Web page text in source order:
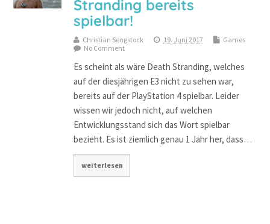
Stranding bereits
spielbar!
Christian Sengstock 19. Juni 2017
Games
No Comment
Es scheint als wäre Death Stranding, welches
auf der diesjährigen E3 nicht zu sehen war,
bereits auf der PlayStation 4 spielbar. Leider
wissen wir jedoch nicht, auf welchen
Entwicklungsstand sich das Wort spielbar
bezieht. Es ist ziemlich genau 1 Jahr her, dass…
weiterlesen